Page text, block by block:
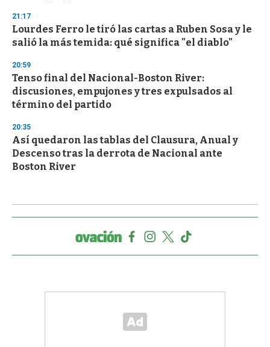
21:17
Lourdes Ferro le tiró las cartas a Ruben Sosa y le
salió la más temida: qué significa "el diablo"
20:59
Tenso final del Nacional-Boston River:
discusiones, empujones y tres expulsados al
término del partido
20:35
Así quedaron las tablas del Clausura, Anual y
Descenso tras la derrota de Nacional ante
Boston River